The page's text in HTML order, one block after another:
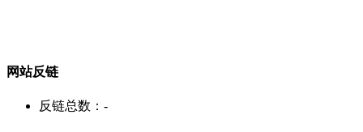
网站反链
反链总数： -